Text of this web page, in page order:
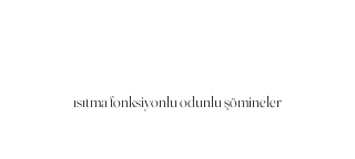
ısıtma fonksiyonlu odunlu şömineler